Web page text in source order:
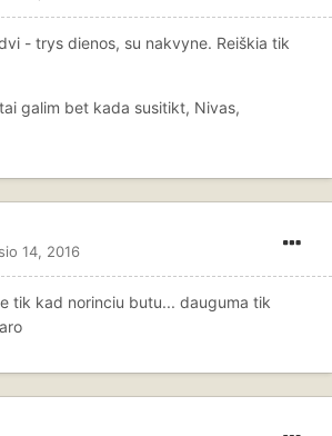
- trys dienos, su nakvyne. Reiškia tik
galim bet kada susitikt, Nivas,
14, 2016
tik kad norinciu butu... dauguma tik